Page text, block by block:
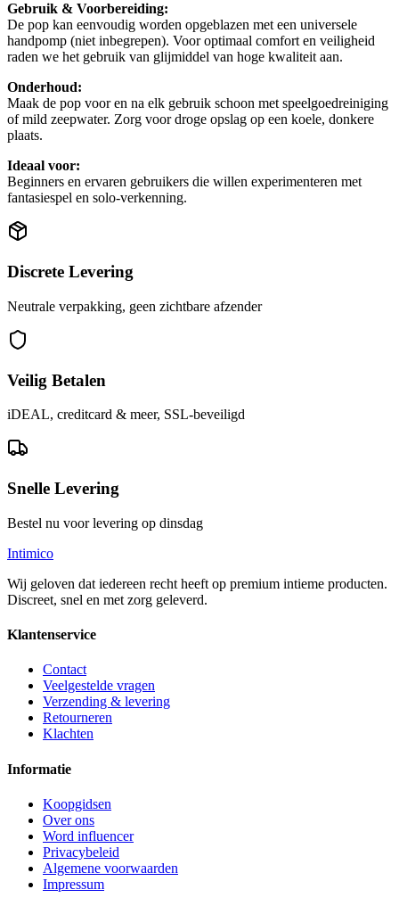
Gebruik & Voorbereiding:
De pop kan eenvoudig worden opgeblazen met een universele
handpomp (niet inbegrepen). Voor optimaal comfort en veiligheid
raden we het gebruik van glijmiddel van hoge kwaliteit aan.
Onderhoud:
Maak de pop voor en na elk gebruik schoon met speelgoedreiniging
of mild zeepwater. Zorg voor droge opslag op een koele, donkere
plaats.
Ideaal voor:
Beginners en ervaren gebruikers die willen experimenteren met
fantasiespel en solo-verkenning.
Discrete Levering
Neutrale verpakking, geen zichtbare afzender
Veilig Betalen
iDEAL, creditcard & meer, SSL-beveiligd
Snelle Levering
Bestel nu voor levering op dinsdag
Intimico
Wij geloven dat iedereen recht heeft op premium intieme producten.
Discreet, snel en met zorg geleverd.
Klantenservice
Contact
Veelgestelde vragen
Verzending & levering
Retourneren
Klachten
Informatie
Koopgidsen
Over ons
Word influencer
Privacybeleid
Algemene voorwaarden
Impressum